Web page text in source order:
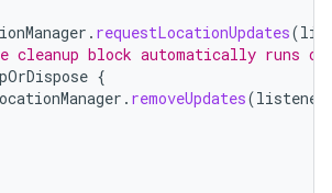
. requestLocationUpdates(
cleanup block automatically runs on
{
. removeUpdates(listener